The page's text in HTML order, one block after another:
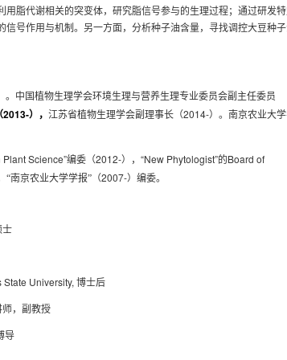
脂代谢相关的突变体，研究脂信号参与的生理过程；通过研发
号作用与机制。另一方面，分析种子油含量，寻找调控大豆种
。 中国植物生理学会环境生理与营养生理专业委员会副主任委员
2013-），江苏省植物生理学会副理事长（2014-）。南京农业大
Plant Science”编委（2012-），“New Phytologist”的Board of
“南京农业大学学报”（2007-）编委。
士
State University,博士后
师，副教授
导